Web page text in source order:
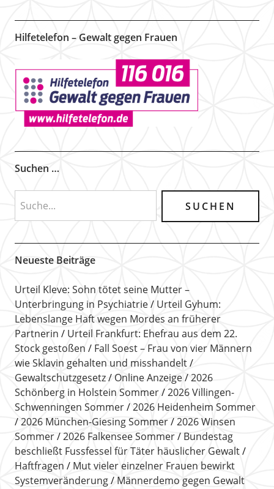
Hilfetelefon – Gewalt gegen Frauen
Suchen …
Neueste Beiträge
Urteil Kleve: Sohn tötet seine Mutter –
Unterbringung in Psychiatrie
Urteil Gyhum:
Lebenslange Haft wegen Mordes an früherer
Partnerin
Urteil Frankfurt: Ehefrau aus dem 22.
Stock gestoßen
Fall Soest – Frau von vier Männern
wie Sklavin gehalten und misshandelt
Gewaltschutzgesetz
Online Anzeige
2026
Schönberg in Holstein Sommer
2026 Villingen-
Schwenningen Sommer
2026 Heidenheim Sommer
2026 München-Giesing Sommer
2026 Winsen
Sommer
2026 Falkensee Sommer
Bundestag
beschließt Fussfessel für Täter häuslicher Gewalt
Haftfragen
Mut vieler einzelner Frauen bewirkt
Systemveränderung
Männerdemo gegen Gewalt